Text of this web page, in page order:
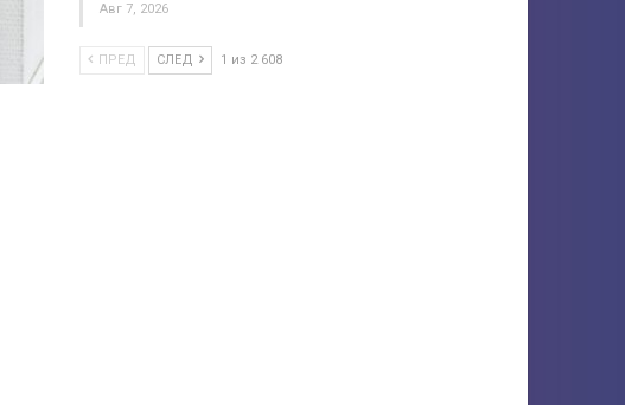
Авг 7, 2026
ПРЕД СЛЕД 1 из 2 608